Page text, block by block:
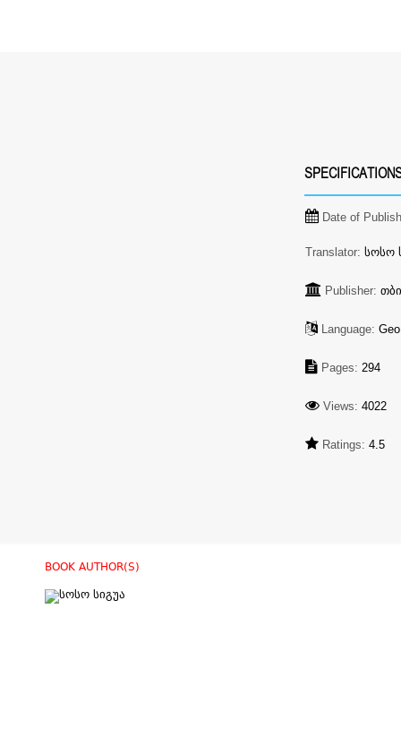
Date of
Translator: სოსო
Publisher:
Language: Geo
Pages: 294
Views: 4022
Ratings: 4.5
BOOK AUTHOR(S)